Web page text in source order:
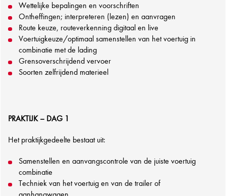
Wettelijke bepalingen en voorschriften
Ontheffingen; interpreteren (lezen) en aanvragen
Route keuze, routeverkenning digitaal en live
Voertuigkeuze/optimaal samenstellen van het voertuig in
combinatie met de lading
Grensoverschrijdend vervoer
Soorten zelfrijdend materieel
PRAKTIJK – DAG 1
Het praktijkgedeelte bestaat uit:
Samenstellen en aanvangscontrole van de juiste voertuig
combinatie
Techniek van het voertuig en van de trailer of